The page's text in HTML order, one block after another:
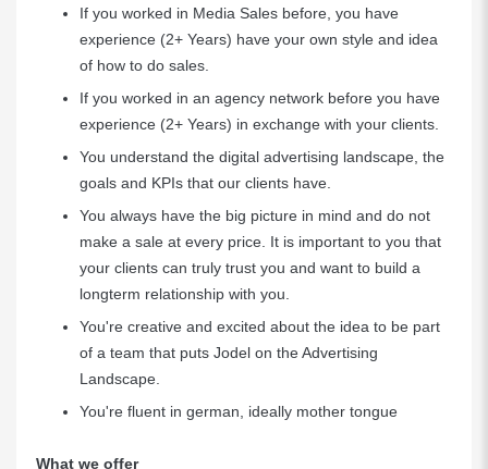
If you worked in Media Sales before, you have
experience (2+ Years) have your own style and idea
of how to do sales.
If you worked in an agency network before you have
experience (2+ Years) in exchange with your clients.
You understand the digital advertising landscape, the
goals and KPIs that our clients have.
You always have the big picture in mind and do not
make a sale at every price. It is important to you that
your clients can truly trust you and want to build a
longterm relationship with you.
You're creative and excited about the idea to be part
of a team that puts Jodel on the Advertising
Landscape.
You're fluent in german, ideally mother tongue
What we offer